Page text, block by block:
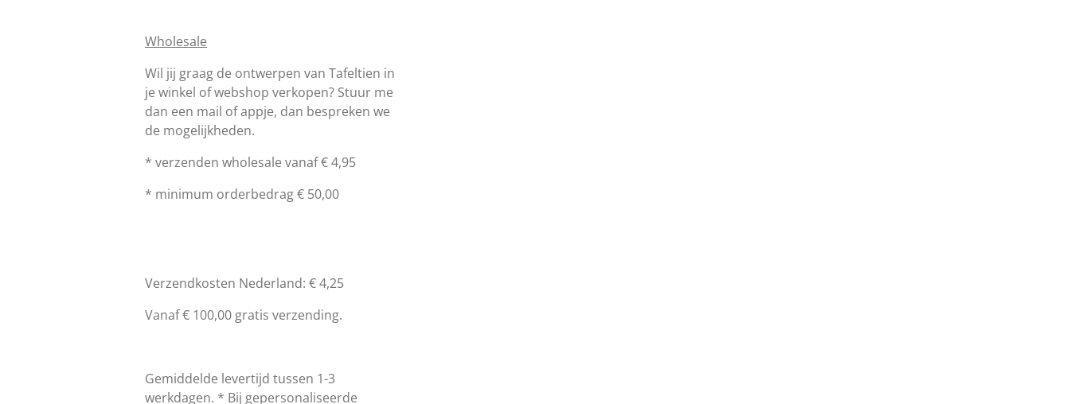
Wholesale
Wil jij graag de ontwerpen van Tafeltien in
je winkel of webshop verkopen? Stuur me
dan een mail of appje, dan bespreken we
de mogelijkheden.
* verzenden wholesale vanaf € 4,95
* minimum orderbedrag € 50,00
Verzendkosten Nederland: € 4,25
Vanaf € 100,00 gratis verzending.
Gemiddelde levertijd tussen 1-3
werkdagen. * Bij gepersonaliseerde